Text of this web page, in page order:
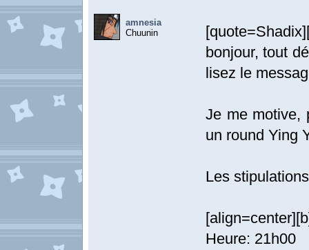
amnesia
Chuunin
bonjour, tout
lisez le
Je me motive,
un round Ying
Les
Heure: 21h00